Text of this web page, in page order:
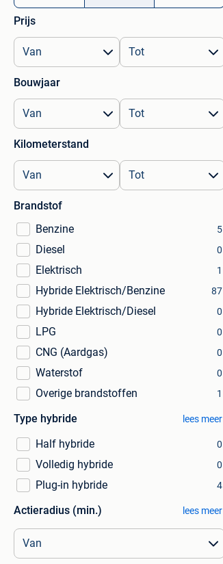
Prijs
Bouwjaar
Kilometerstand
Brandstof
Benzine
5
Diesel 0
Elektrisch 1
Hybride Elektrisch/Benzine 87
Hybride Elektrisch/Diesel 0
LPG 0
CNG (Aardgas) 0
Waterstof 0
Overige brandstoffen 1
Type hybride lees meer
Half hybride 0
Volledig hybride 0
Plug-in hybride 4
Actieradius (min.) lees meer